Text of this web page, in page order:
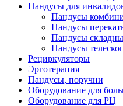
Пандусы для
Пандусы
Пандусы
Пандусы
Пандусы
Рециркуляторы
Эрготерапия
Пандусы, поручни
Оборудование для
Оборудование для РЦ